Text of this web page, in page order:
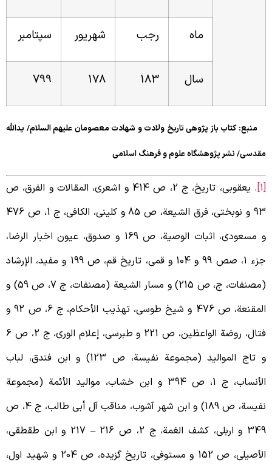
ماه رجب شهریور سپتامبر
سال 183
178
799
منبع: کتاب باز پژوهی تاریخ ولادت و شهادت معصومان علیهم السلام/ یدالله
نشر پژوهشگاه علوم و فرهنگ اسلامی
. یعقوبی، تاریخ، ج 2، ص 414 و اشعری، المقالات و الفرق، ص
93 و نوبختی، فرق الشیعة، ص 85 و کلینی، الکافی، ج 1، ص 476
و مسعودی، اثبات الوصیة، ص 169 و صدوق، عیون اخبار الرضا،
جزء 1، صص 99 و 104 و قمی، تاریخ قم، ص 199 و مفید، الإرشاد
ج
، ص 215) و مسار الشیعة (مصنفات، ج 7، ص 59) و
المقنعة، ص 476 و شیخ طوسی، تهذیب الأحکام، ج 6، ص 92 و
فتال، روضة الواعظین، ص 221 و طبرسی، إعلام الوری، ج 2، ص 6
و تاج الموالید (مجموعة نفیسة، ص 123) و ابن فندق، لباب
الأنساب، ج 1، ص 394 و ابن خشاب، موالید الأئمة (مجموعة
نفیسة، ص 189) و ابن شهر آشوب، مناقب آل أبی طالب، ج 4، ص
کشف الغمة، ج 2، ص 216
–
217 و ابن طقطقی،
الأصیلی، ص 152 و مستوفی، تاریخ گزیده، ص 204 و شهید اول،